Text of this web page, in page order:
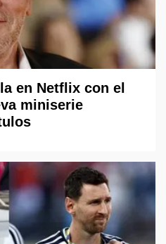
en Netflix con el
miniserie